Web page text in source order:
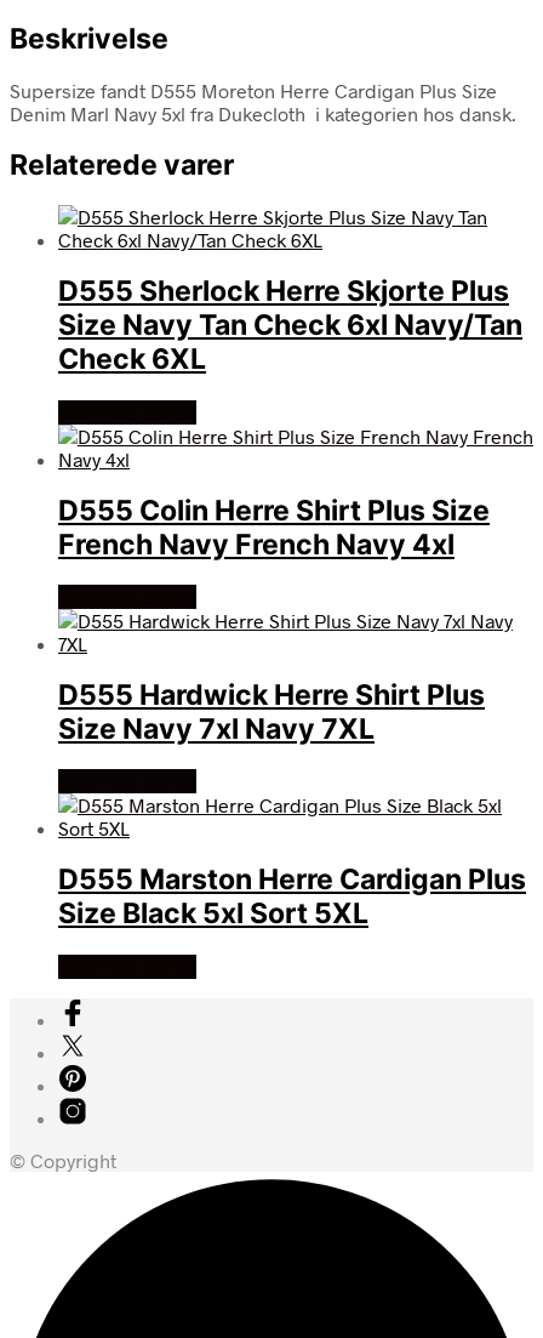
Beskrivelse
Supersize fandt D555 Moreton Herre Cardigan Plus Size
Denim Marl Navy 5xl fra Dukecloth i kategorien hos dansk.
Relaterede varer
D555 Sherlock Herre Skjorte Plus
Size Navy Tan Check 6xl Navy/Tan
Check 6XL
D555 Colin Herre Shirt Plus Size
French Navy French Navy 4xl
D555 Hardwick Herre Shirt Plus
Size Navy 7xl Navy 7XL
D555 Marston Herre Cardigan Plus
Size Black 5xl Sort 5XL
© Copyright